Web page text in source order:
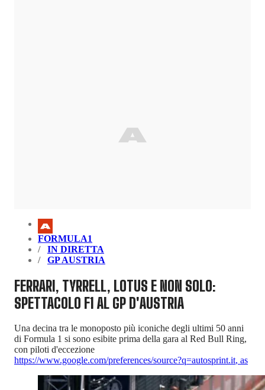
FORMULA1
IN DIRETTA
GP AUSTRIA
FERRARI, TYRRELL, LOTUS E NON SOLO:
SPETTACOLO F1 AL GP D'AUSTRIA
Una decina tra le monoposto più iconiche degli ultimi 50 anni
di Formula 1 si sono esibite prima della gara al Red Bull Ring,
con piloti d'eccezione
https://www.google.com/preferences/source?q=autosprint.it, as